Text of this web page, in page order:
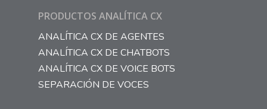
PRODUCTOS ANALÍTICA CX
ANALÍTICA CX DE AGENTES
ANALÍTICA CX DE CHATBOTS
ANALÍTICA CX DE VOICE BOTS
SEPARACIÓN DE VOCES